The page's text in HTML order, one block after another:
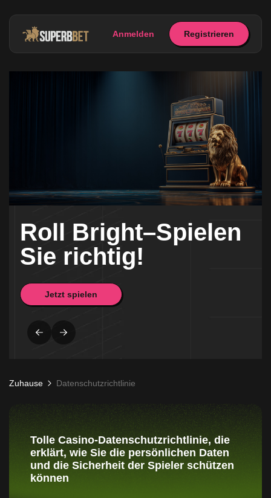
Anmelden Registrieren
Roll Bright–Spielen
Sie richtig!
Jetzt spielen
Zuhause Datenschutzrichtlinie
Tolle Casino-Datenschutzrichtlinie, die
erklärt, wie Sie die persönlichen Daten
und die Sicherheit der Spieler schützen
können